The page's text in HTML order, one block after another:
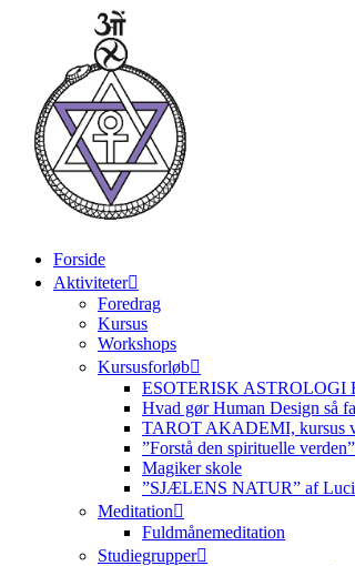
Forside
Aktiviteter
Foredrag
Kursus
Workshops
Kursusforløb
ESOTERISK ASTROLOGI
Hvad gør Human Design så
TAROT AKADEMI, kursus
”Forstå den spirituelle
Magiker skole
”SJÆLENS NATUR” af
Meditation
Fuldmånemeditation
Studiegrupper